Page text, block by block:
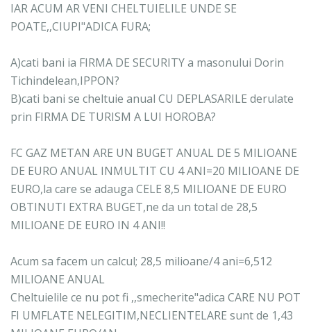
IAR ACUM AR VENI CHELTUIELILE UNDE SE
POATE,,CIUPI"ADICA FURA;
A)cati bani ia FIRMA DE SECURITY a masonului Dorin
Tichindelean,IPPON?
B)cati bani se cheltuie anual CU DEPLASARILE derulate
prin FIRMA DE TURISM A LUI HOROBA?
FC GAZ METAN ARE UN BUGET ANUAL DE 5 MILIOANE
DE EURO ANUAL INMULTIT CU 4 ANI=20 MILIOANE DE
EURO,la care se adauga CELE 8,5 MILIOANE DE EURO
OBTINUTI EXTRA BUGET,ne da un total de 28,5
MILIOANE DE EURO IN 4 ANI!!
Acum sa facem un calcul; 28,5 milioane/4 ani=6,512
MILIOANE ANUAL
Cheltuielile ce nu pot fi ,,smecherite"adica CARE NU POT
FI UMFLATE NELEGITIM,NECLIENTELARE sunt de 1,43